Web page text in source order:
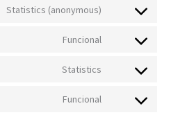
Statistics (anonymous)
Funcional
Statistics
Funcional